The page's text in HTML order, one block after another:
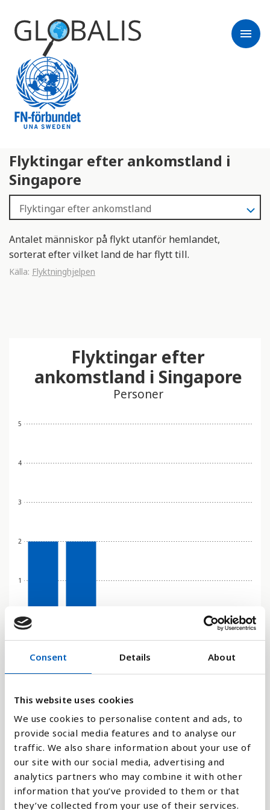
Consent Details About
This website uses cookies
We use cookies to personalise content and ads, to
provide social media features and to analyse our
traffic. We also share information about your use of
our site with our social media, advertising and
analytics partners who may combine it with other
information that you’ve provided to them or that
they’ve collected from your use of their services.
menu
Flyktingar efter ankomstland i
Singapore
Antalet människor på flykt utanför hemlandet,
sorterat efter vilket land de har flytt till.
Källa: Flyktninghjelpen
0
1
2
3
4
5
2024
Flyktingar efter
ankomstland i Singapore
Personer
Stapeldiagram
Linje
Platt
Jämför med: